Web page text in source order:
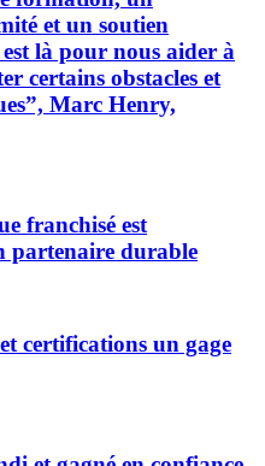
et un soutien
là pour nous aider à
certains obstacles et
Marc Henry,
franchisé est
partenaire durable
certifications un gage